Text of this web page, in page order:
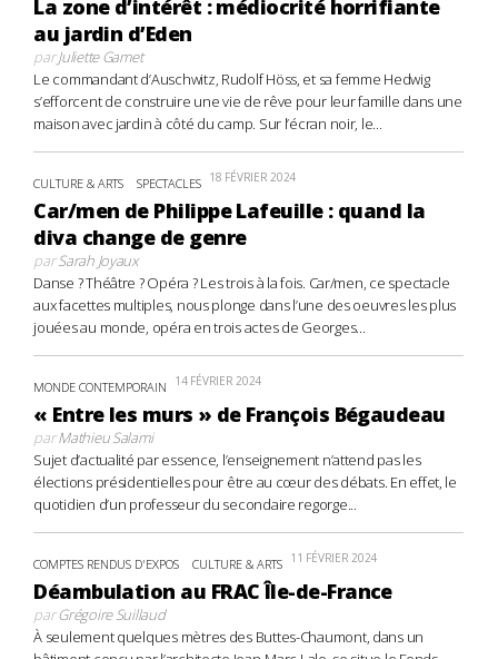
La zone d’intérêt : médiocrité horrifiante
au jardin d’Eden
parJuliette Gamet
Le commandant d’Auschwitz, Rudolf Höss, et sa femme Hedwig
s’efforcent de construire une vie de rêve pour leur famille dans une
maison avec jardin à côté du camp. Sur l’écran noir, le...
CULTURE & ARTS SPECTACLES 18 FÉVRIER 2024
Car/men de Philippe Lafeuille : quand la
diva change de genre
parSarah Joyaux
Danse ? Théâtre ? Opéra ? Les trois à la fois. Car/men, ce spectacle
aux facettes multiples, nous plonge dans l’une des oeuvres les plus
jouées au monde, opéra en trois actes de Georges...
MONDE CONTEMPORAIN 14 FÉVRIER 2024
« Entre les murs » de François Bégaudeau
parMathieu Salami
Sujet d’actualité par essence, l’enseignement n’attend pas les
élections présidentielles pour être au cœur des débats. En effet, le
quotidien d’un professeur du secondaire regorge...
COMPTES RENDUS D'EXPOS CULTURE & ARTS 11 FÉVRIER 2024
Déambulation au FRAC Île-de-France
parGrégoire Suillaud
À seulement quelques mètres des Buttes-Chaumont, dans un